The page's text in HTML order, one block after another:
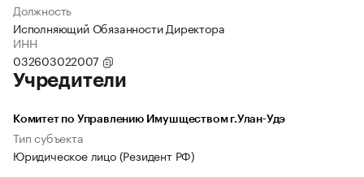
Должность
Исполняющий Обязанности Директора
ИНН
032603022007
Учредители
Комитет по Управлению Имушществом г.Улан-Удэ
Тип субъекта
Юридическое лицо (Резидент РФ)